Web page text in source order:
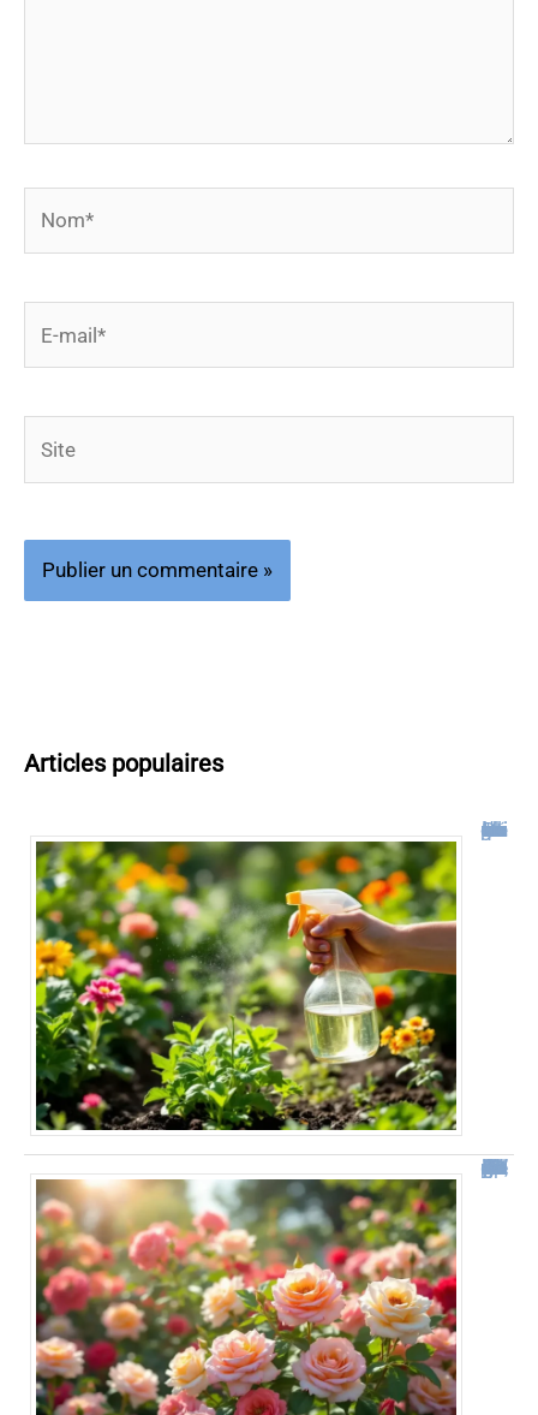
mail*
Articles populaires
Désherbant naturel qui tue les racines : notre guide complet
“Depuis qu’il utilise cette méthode, son jardin est couvert de roses tout l’été” Ce geste simple change tout pour la floraison de vos rosiers !